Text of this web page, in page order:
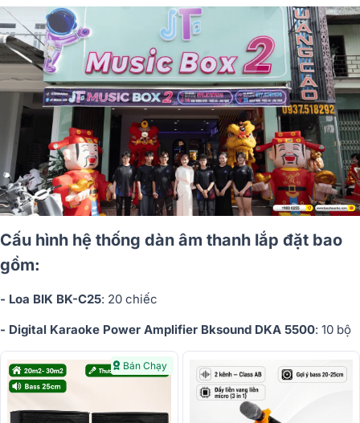
Cấu hình hệ thống dàn âm thanh lắp đặt bao
gồm:
- Loa BIK BK-C25: 20 chiếc
- Digital Karaoke Power Amplifier Bksound DKA 5500: 10 bộ
Bán Chạy